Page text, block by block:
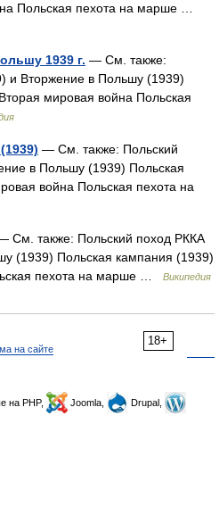
Польская пехота на марше …
1939 г. — См. также:
и Вторжение в Польшу (1939)
мировая война Польская
— См. также: Польский
в Польшу (1939) Польская
война Польская пехота на
См. также: Польский поход РККА
(1939) Польская кампания (1939)
пехота на марше …
Википедия
18+
на сайте
на PHP, Joomla,
Drupal,